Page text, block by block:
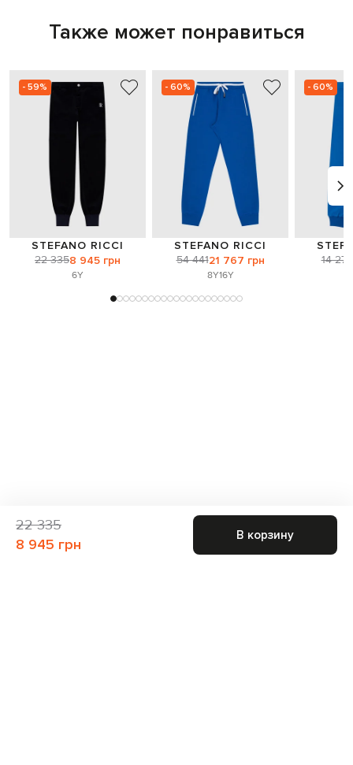
Также может понравиться
- 59%
STEFANO RICCI
22 3358 945 грн
6Y
- 60%
STEFANO RICCI
54 44121 767 грн
8Y16Y
- 60%
14 270
22 335
8 945 грн
В корзину